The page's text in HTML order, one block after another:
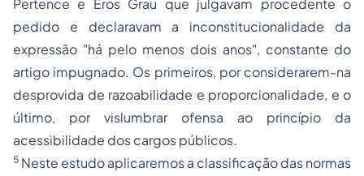
Pertence e Eros Grau que julgavam procedente o
pedido e declaravam a inconstitucionalidade da
expressão "há pelo menos dois anos", constante do
artigo impugnado. Os primeiros, por considerarem-na
desprovida de razoabilidade e proporcionalidade, e o
último, por vislumbrar ofensa ao princípio da
acessibilidade dos cargos públicos.
5 Neste estudo aplicaremos a classificação das normas